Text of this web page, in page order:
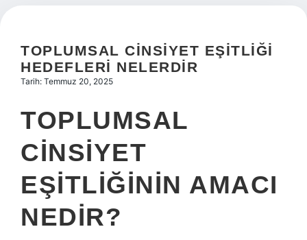
TOPLUMSAL CINSIYET EŞITLIĞI
HEDEFLERI NELERDIR
Tarih: Temmuz 20, 2025
TOPLUMSAL
CINSIYET
EŞITLIĞININ AMACI
NEDIR?